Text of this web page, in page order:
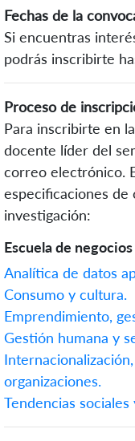
Fechas de la
Si encuentras
podrás inscribirte
Proceso de
Para inscribirte en
docente líder del
correo electrónico.
especificaciones de
investigación:
Escuela de negocios
Analítica de datos
Consumo y cultura.
Emprendimiento,
Gestión humana y
organizaciones.
Tendencias